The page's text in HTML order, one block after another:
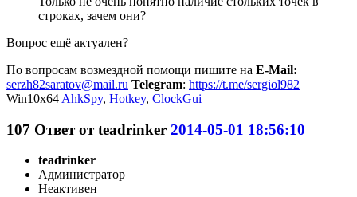
строках, зачем они?
Вопрос ещё актуален?
По вопросам возмездной помощи пишите на E-Mail:
serzh82saratov@mail.ru Telegram: https://t.me/sergiol982
Win10x64 AhkSpy, Hotkey, ClockGui
107 Ответ отteadrinker 2014-05-01 18:56:10
teadrinker
Администратор
Неактивен